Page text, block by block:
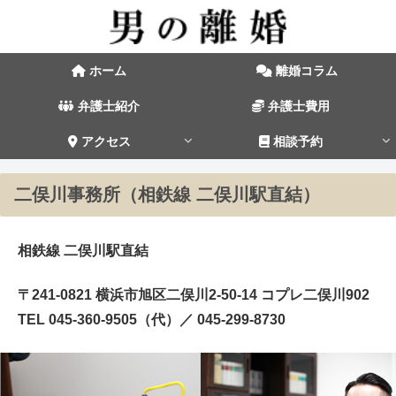
ホーム 離婚コラム
弁護士紹介 弁護士費用
アクセス 相談予約
二俣川事務所（相鉄線 二俣川駅直結）
相鉄線 二俣川駅直結
〒241-0821 横浜市旭区二俣川2-50-14 コプレ二俣川902
TEL 045-360-9505（代）／ 045-299-8730